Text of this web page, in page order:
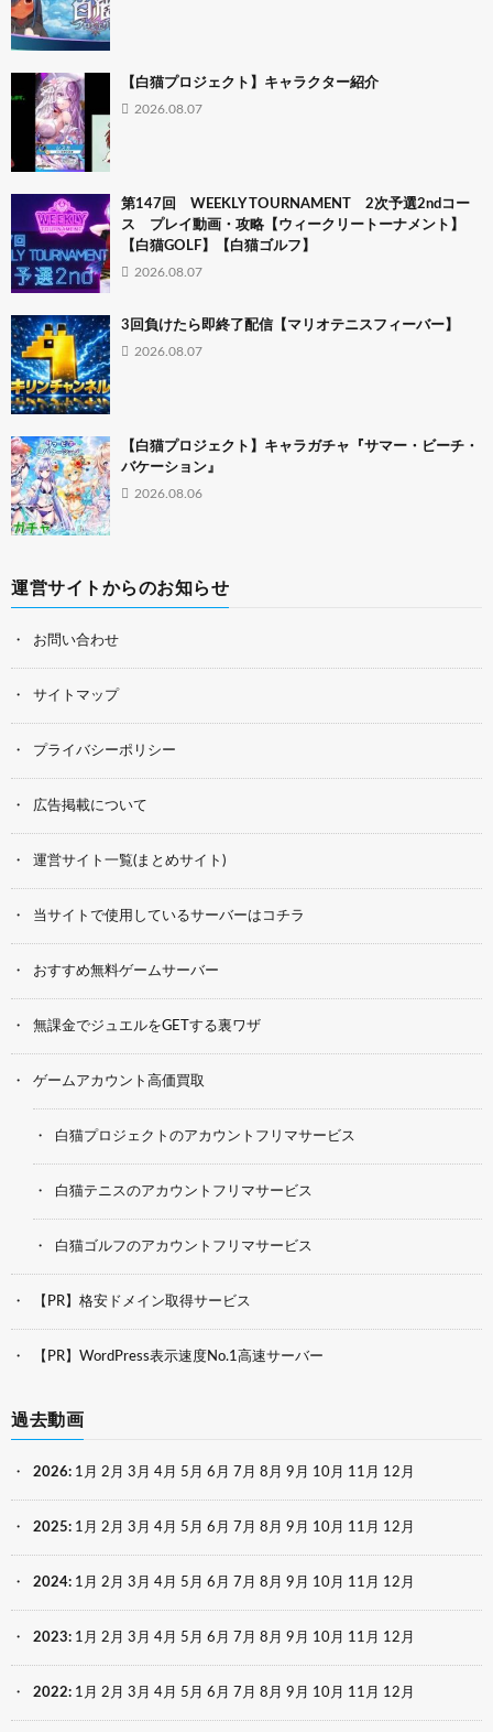
【白猫プロジェクト】キャラクター紹介
2026.08.07
第147回 WEEKLY TOURNAMENT 2次予選2ndコー
ス プレイ動画・攻略【ウィークリートーナメント】
【白猫GOLF】【白猫ゴルフ】
2026.08.07
3回負けたら即終了配信【マリオテニスフィーバー】
2026.08.07
【白猫プロジェクト】キャラガチャ『サマー・ビーチ・
バケーション』
2026.08.06
運営サイトからのお知らせ
お問い合わせ
サイトマップ
プライバシーポリシー
広告掲載について
運営サイト一覧(まとめサイト)
当サイトで使用しているサーバーはコチラ
おすすめ無料ゲームサーバー
無課金でジュエルをGETする裏ワザ
ゲームアカウント高価買取
白猫プロジェクトのアカウントフリマサービス
白猫テニスのアカウントフリマサービス
白猫ゴルフのアカウントフリマサービス
【PR】格安ドメイン取得サービス
【PR】WordPress表示速度No.1高速サーバー
過去動画
2026: 1月 2月 3月 4月 5月 6月 7月 8月 9月 10月 11月 12月
2025: 1月 2月 3月 4月 5月 6月 7月 8月 9月 10月 11月 12月
2024: 1月 2月 3月 4月 5月 6月 7月 8月 9月 10月 11月 12月
2023: 1月 2月 3月 4月 5月 6月 7月 8月 9月 10月 11月 12月
2022: 1月 2月 3月 4月 5月 6月 7月 8月 9月 10月 11月 12月